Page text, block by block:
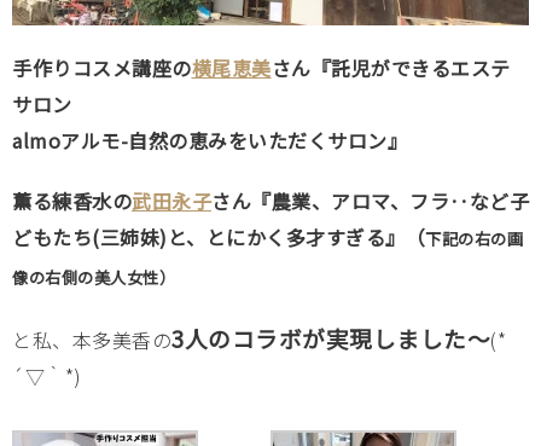
手作りコスメ講座の横尾恵美さん『託児ができるエステ
サロン
almoアルモ-自然の恵みをいただくサロン』
薫る練香水の武田永子さん『農業、アロマ、フラ‥など子
どもたち(三姉妹)と、とにかく多才すぎる』（下記の右の画
像の右側の美人女性）
と私、本多美香の3人のコラボが実現しました～(*
´▽｀*)